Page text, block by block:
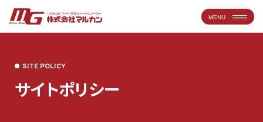
MENU
SITE POLICY
サイトポリシー